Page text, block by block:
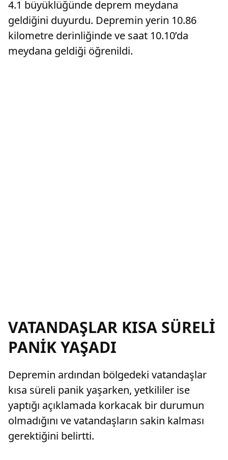
4.1 büyüklüğünde deprem meydana
geldiğini duyurdu. Depremin yerin 10.86
kilometre derinliğinde ve saat 10.10’da
meydana geldiği öğrenildi.
VATANDAŞLAR KISA SÜRELİ
PANİK YAŞADI
Depremin ardından bölgedeki vatandaşlar
kısa süreli panik yaşarken, yetkililer ise
yaptığı açıklamada korkacak bir durumun
olmadığını ve vatandaşların sakin kalması
gerektiğini belirtti.